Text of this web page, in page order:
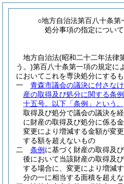
○地方自治法第百八十条
処分事項の指定について
地方自治法(昭和二十二年法律
う。)第百八十条第一項の規定に
においてこれを専決処分にするも
一 青森市議会の議決に付さな
産の取得及び処分に関する条例
十五号。以下「条例」という
取得及び処分で議会の議決を
に財産の取得及び処分に係る
変更により増減する金額が変
する額を超えないもの
二 条例 に基づく財産の取得及
後において当該財産の取得及
する場合に、変更により増減
分の一に相当する面積を超え